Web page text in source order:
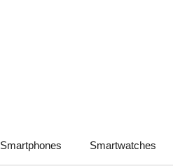
Smartphones Smartwatches